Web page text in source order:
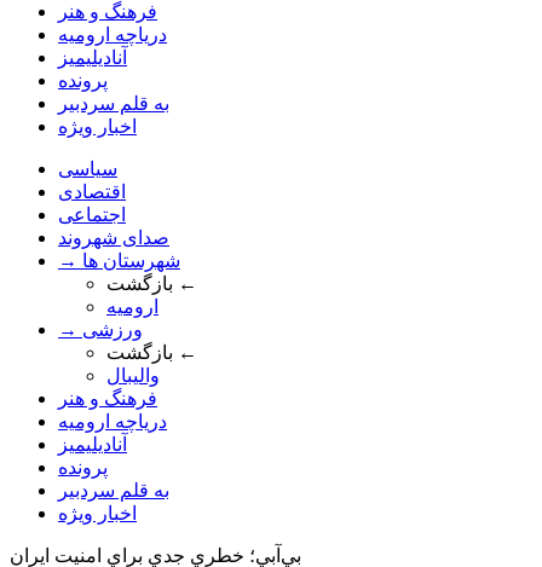
فرهنگ و هنر
دریاچه ارومیه
آنادیلیمیز
پرونده
به قلم سردبیر
اخبار ویژه
سیاسی
اقتصادی
اجتماعی
صدای شهروند
→ شهرستان ها
بازگشت ←
ارومیه
→ ورزشی
بازگشت ←
والیبال
فرهنگ و هنر
دریاچه ارومیه
آنادیلیمیز
پرونده
به قلم سردبیر
اخبار ویژه
بي‌آبي؛ خطري جدي براي امنيت ايران